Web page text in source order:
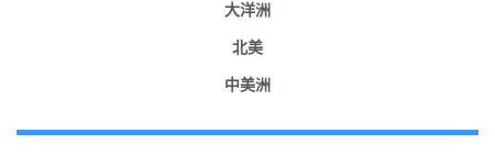
大洋洲
北美
中美洲